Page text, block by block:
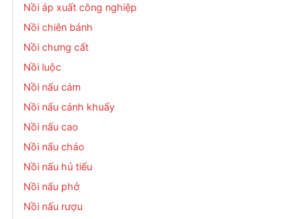
Nồi áp xuất công nghiệp
Nồi chiên bánh
Nồi chưng cất
Nồi luộc
Nồi nấu cám
Nồi nấu cánh khuấy
Nồi nấu cao
Nồi nấu cháo
Nồi nấu hủ tiếu
Nồi nấu phở
Nồi nấu rượu